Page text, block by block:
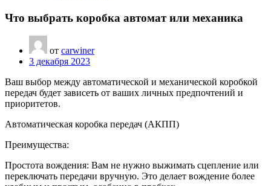
Что выбрать коробка автомат или механика
от carwiner
3 декабря 2023
Ваш выбор между автоматической и механической коробкой
передач будет зависеть от ваших личных предпочтений и
приоритетов.
Автоматическая коробка передач (АКПП)
Преимущества:
Простота вождения: Вам не нужно выжимать сцепление или
переключать передачи вручную. Это делает вождение более